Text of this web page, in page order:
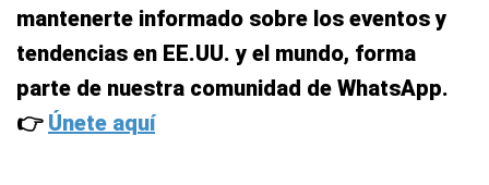
mantenerte informado sobre los eventos y
tendencias en EE.UU. y el mundo, forma
parte de nuestra comunidad de WhatsApp.
👉 Únete aquí